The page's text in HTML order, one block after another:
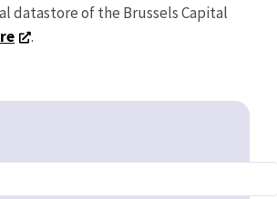
datastore of the Brussels Capital
.